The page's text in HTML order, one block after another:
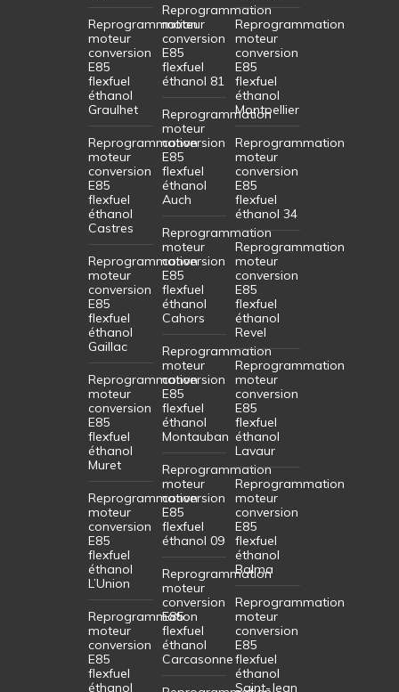
Reprogrammation
moteur
conversion
E85
flexfuel
éthanol
Graulhet
Reprogrammation
moteur
conversion
E85
flexfuel
éthanol
Castres
Reprogrammation
moteur
conversion
E85
flexfuel
éthanol
Gaillac
Reprogrammation
moteur
conversion
E85
flexfuel
éthanol
Muret
Reprogrammation
moteur
conversion
E85
flexfuel
éthanol
L’Union
Reprogrammation
moteur
conversion
E85
flexfuel
éthanol
Reprogrammation
moteur
conversion
E85
flexfuel
éthanol 81
Reprogrammation
moteur
conversion
E85
flexfuel
éthanol
Auch
Reprogrammation
moteur
conversion
E85
flexfuel
éthanol
Cahors
Reprogrammation
moteur
conversion
E85
flexfuel
éthanol
Montauban
Reprogrammation
moteur
conversion
E85
flexfuel
éthanol 09
Reprogrammation
moteur
conversion
E85
flexfuel
éthanol
Carcasonne
Reprogrammation
moteur
conversion
E85
flexfuel
éthanol
Montpellier
Reprogrammation
moteur
conversion
E85
flexfuel
éthanol 34
Reprogrammation
moteur
conversion
E85
flexfuel
éthanol
Revel
Reprogrammation
moteur
conversion
E85
flexfuel
éthanol
Lavaur
Reprogrammation
moteur
conversion
E85
flexfuel
éthanol
Balma
Reprogrammation
moteur
conversion
E85
flexfuel
éthanol
Saint-Jean